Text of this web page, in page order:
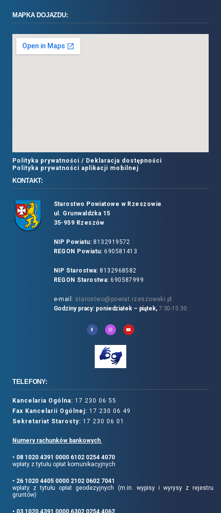
MAPKA DOJAZDU:
Polityka prywatności / Deklaracja dostępności
Polityka prywatności aplikacji mobilnej
KONTAKT:
Starostwo Powiatowe w Rzeszowie
ul. Grunwaldzka 15
35-959 Rzeszów
NIP Powiatu:8132919572
REGON Powiatu: 690581413
NIP Starostwa: 8132968582
REGON Starostwa: 690587999
e-mail: starostwo@powiat.rzeszowski.pl
Godziny pracy: poniedziałek – piątek, 7:30-15:30
TELEFONY:
Kancelaria Ogólna: 17 230 06 55
Fax Kancelarii Ogólnej: 17 230 06 49
Sekretariat Starosty: 17 230 06 01
Numery rachunków bankowych
• 08 1020 4391 0000 6102 0254 4070
wpłaty z tytułu opłat komunikacyjnych
• 26 1020 4405 0000 2102 0602 7041
wpłaty z tytułu opłat geodezyjnych (m.in. wypisy i wyrysy z rejestru
gruntów)